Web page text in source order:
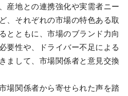
産地との連携強化や実需者ニー
、それぞれの市場の特色ある取
とともに、市場のブランド力向
要性や、ドライバー不足による
まして、市場関係者と意見交換
場関係者から寄せられた声を踏